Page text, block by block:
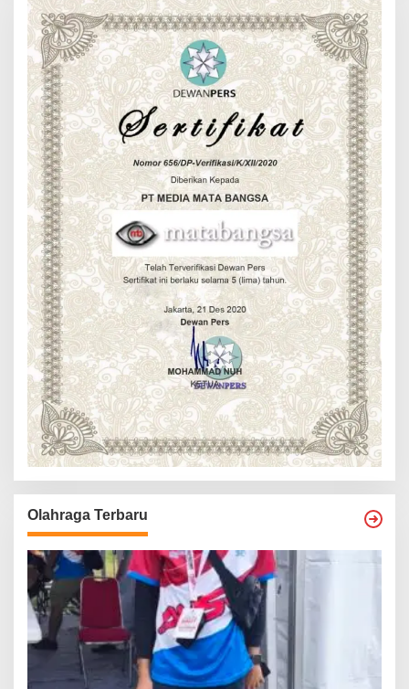
Olahraga Terbaru